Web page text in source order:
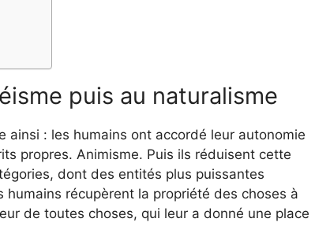
puis au naturalisme
ainsi : les humains ont accordé leur autonomie
propres. Animisme. Puis ils réduisent cette
dont des entités plus puissantes
récupèrent la propriété des choses à
de toutes choses, qui leur a donné une place